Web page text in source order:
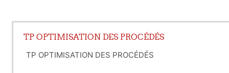
TP OPTIMISATION DES PROCÉDÉS
TP OPTIMISATION DES PROCÉDÉS